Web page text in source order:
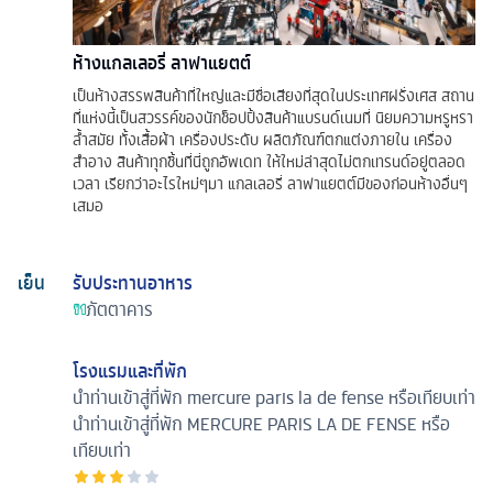
ห้างแกลเลอรี่ ลาฟาแยตต์
เป็นห้างสรรพสินค้าที่ใหญ่และมีชื่อเสียงที่สุดในประเทศฝรั่งเศส สถาน
ที่แห่งนี้เป็นสวรรค์ของนักช็อปปิ้งสินค้าแบรนด์เนมที่ นิยมความหรูหรา
ล้ำสมัย ทั้งเสื้อผ้า เครื่องประดับ ผลิตภัณฑ์ตกแต่งภายใน เครื่อง
สำอาง สินค้าทุกชิ้นที่นี่ถูกอัพเดท ให้ใหม่ล่าสุดไม่ตกเทรนด์อยู่ตลอด
เวลา เรียกว่าอะไรใหม่ๆมา แกลเลอรี่ ลาฟาแยตต์มีของก่อนห้างอื่นๆ
เสมอ
เย็น
รับประทานอาหาร
ภัตตาคาร
โรงแรมและที่พัก
นำท่านเข้าสู่ที่พัก mercure paris la de fense หรือเทียบเท่า
นำท่านเข้าสู่ที่พัก MERCURE PARIS LA DE FENSE หรือ
เทียบเท่า